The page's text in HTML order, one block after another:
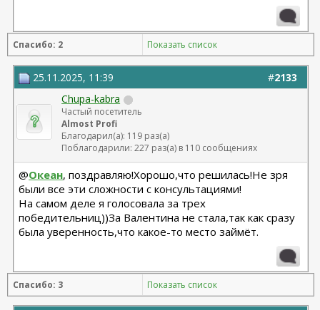
Маммопластика (подтяжка без имплантов с редукцией
Спасибо: 2 Показать список
#2133
25.11.2025, 11:39
Chupa-kabra
Частый посетитель
Almost Profi
Благодарил(а): 119 раз(а)
Поблагодарили: 227 раз(а) в 110 сообщениях
@Океан, поздравляю!Хорошо,что решилась!Не зря
были все эти сложности с консультациями!
На самом деле я голосовала за трех
победительниц))За Валентина не стала,так как сразу
была уверенность,что какое-то место займёт.
Спасибо: 3 Показать список